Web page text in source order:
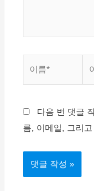
*
다음 번 댓글
름, 이메일, 그리